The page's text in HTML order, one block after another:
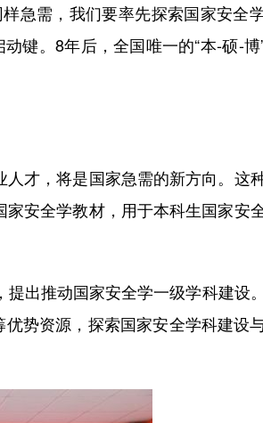
急需，我们要率先探索国家安全
键。8年后，全国唯一的“本-硕-
才，将是国家急需的新方向。这
安全学教材，用于本科生国家安
出推动国家安全学一级学科建设
势资源，探索国家安全学科建设